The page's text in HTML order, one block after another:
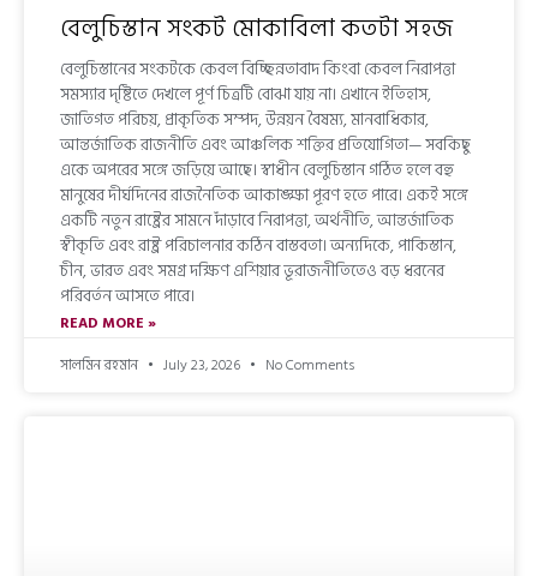
বেলুচিস্তান সংকট মোকাবিলা কতটা সহজ
বেলুচিস্তানের সংকটকে কেবল বিচ্ছিন্নতাবাদ কিংবা কেবল নিরাপত্তা
সমস্যার দৃষ্টিতে দেখলে পূর্ণ চিত্রটি বোঝা যায় না। এখানে ইতিহাস,
জাতিগত পরিচয়, প্রাকৃতিক সম্পদ, উন্নয়ন বৈষম্য, মানবাধিকার,
আন্তর্জাতিক রাজনীতি এবং আঞ্চলিক শক্তির প্রতিযোগিতা— সবকিছু
একে অপরের সঙ্গে জড়িয়ে আছে। স্বাধীন বেলুচিস্তান গঠিত হলে বহু
মানুষের দীর্ঘদিনের রাজনৈতিক আকাঙ্ক্ষা পূরণ হতে পারে। একই সঙ্গে
একটি নতুন রাষ্ট্রের সামনে দাঁড়াবে নিরাপত্তা, অর্থনীতি, আন্তর্জাতিক
স্বীকৃতি এবং রাষ্ট্র পরিচালনার কঠিন বাস্তবতা। অন্যদিকে, পাকিস্তান,
চীন, ভারত এবং সমগ্র দক্ষিণ এশিয়ার ভূরাজনীতিতেও বড় ধরনের
পরিবর্তন আসতে পারে।
READ MORE »
সালমিন রহমান
July 23, 2026 No Comments